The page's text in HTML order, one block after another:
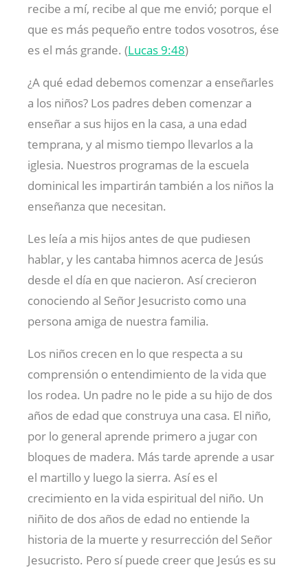
recibe a mí, recibe al que me envió; porque el
que es más pequeño entre todos vosotros, ése
es el más grande. (Lucas 9:48)
¿A qué edad debemos comenzar a enseñarles
a los niños? Los padres deben comenzar a
enseñar a sus hijos en la casa, a una edad
temprana, y al mismo tiempo llevarlos a la
iglesia. Nuestros programas de la escuela
dominical les impartirán también a los niños la
enseñanza que necesitan.
Les leía a mis hijos antes de que pudiesen
hablar, y les cantaba himnos acerca de Jesús
desde el día en que nacieron. Así crecieron
conociendo al Señor Jesucristo como una
persona amiga de nuestra familia.
Los niños crecen en lo que respecta a su
comprensión o entendimiento de la vida que
los rodea. Un padre no le pide a su hijo de dos
años de edad que construya una casa. El niño,
por lo general aprende primero a jugar con
bloques de madera. Más tarde aprende a usar
el martillo y luego la sierra. Así es el
crecimiento en la vida espiritual del niño. Un
niñito de dos años de edad no entiende la
historia de la muerte y resurrección del Señor
Jesucristo. Pero sí puede creer que Jesús es su